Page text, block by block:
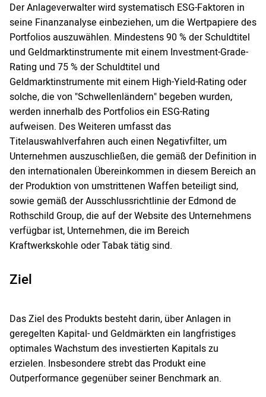
Der Anlageverwalter wird systematisch ESG-Faktoren in
seine Finanzanalyse einbeziehen, um die Wertpapiere des
Portfolios auszuwählen. Mindestens 90 % der Schuldtitel
und Geldmarktinstrumente mit einem Investment-Grade-
Rating und 75 % der Schuldtitel und
Geldmarktinstrumente mit einem High-Yield-Rating oder
solche, die von "Schwellenländern" begeben wurden,
werden innerhalb des Portfolios ein ESG-Rating
aufweisen. Des Weiteren umfasst das
Titelauswahlverfahren auch einen Negativfilter, um
Unternehmen auszuschließen, die gemäß der Definition in
den internationalen Übereinkommen in diesem Bereich an
der Produktion von umstrittenen Waffen beteiligt sind,
sowie gemäß der Ausschlussrichtlinie der Edmond de
Rothschild Group, die auf der Website des Unternehmens
verfügbar ist, Unternehmen, die im Bereich
Kraftwerkskohle oder Tabak tätig sind.
Ziel
Das Ziel des Produkts besteht darin, über Anlagen in
geregelten Kapital- und Geldmärkten ein langfristiges
optimales Wachstum des investierten Kapitals zu
erzielen. Insbesondere strebt das Produkt eine
Outperformance gegenüber seiner Benchmark an.